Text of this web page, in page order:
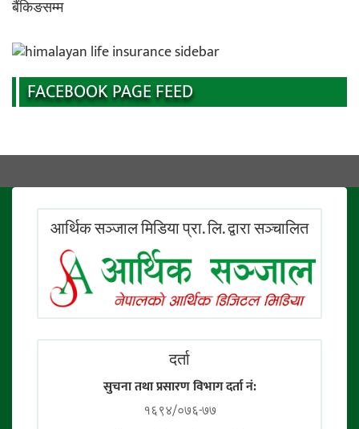
FACEBOOK PAGE FEED
आर्थिक सञ्जाल मिडिया प्रा. लि. द्वारा सञ्चालित
दर्ता
सुचना तथा प्रसारण विभाग दर्ता नं:
१६९४/०७६-७७